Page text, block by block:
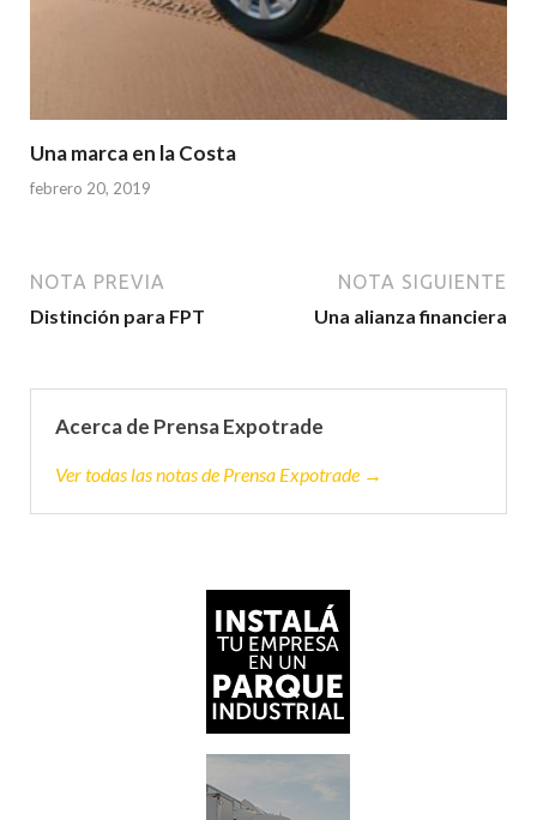
Una marca en la Costa
febrero 20, 2019
NOTA PREVIA
Distinción para FPT
NOTA SIGUIENTE
Una alianza financiera
Acerca de Prensa Expotrade
Ver todas las notas de Prensa Expotrade →